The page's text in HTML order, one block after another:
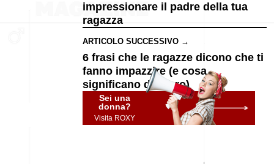
impressionare il padre della tua
ragazza
ARTICOLO SUCCESSIVO →
6 frasi che le ragazze dicono che ti
fanno impazzire (e cosa
significano davvero)
Sei una
donna?
Visita ROXY